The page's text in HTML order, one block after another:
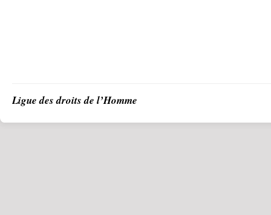
Ligue des droits de l’Homme